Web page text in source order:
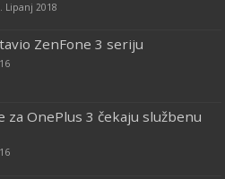
Lipanj 2018
ZenFone 3 seriju
za OnePlus 3 čekaju službenu